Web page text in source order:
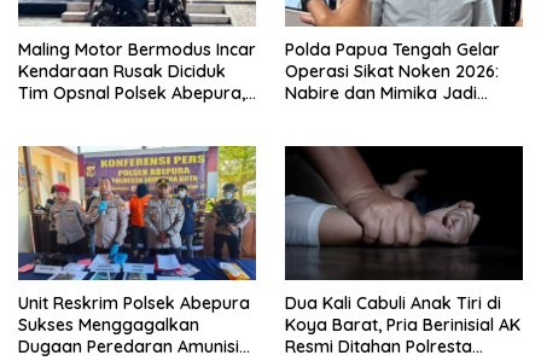
Maling Motor Bermodus Incar
Kendaraan Rusak Diciduk
Tim Opsnal Polsek Abepura,
Polda Papua Tengah Gelar
Operasi Sikat Noken 2026:
Nabire dan Mimika Jadi
Unit Reskrim Polsek Abepura
Sukses Menggagalkan
Dugaan Peredaran Amunisi
Dua Kali Cabuli Anak Tiri di
Koya Barat, Pria Berinisial AK
Resmi Ditahan Polresta